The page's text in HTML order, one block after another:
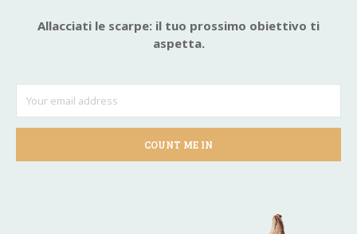
Allacciati le scarpe: il tuo prossimo obiettivo ti
aspetta.
COUNT ME IN